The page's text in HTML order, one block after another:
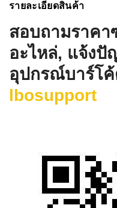
รายละเอียดสินค้า
สอบถามราคา
อะไหล่, แจ้งปั
อุปกรณ์บาร์โ
lbosupport